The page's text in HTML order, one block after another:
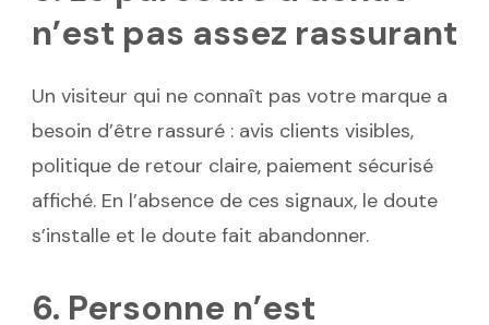
n’est pas assez rassurant
Un visiteur qui ne connaît pas votre marque a
besoin d’être rassuré : avis clients visibles,
politique de retour claire, paiement sécurisé
affiché. En l’absence de ces signaux, le doute
s’installe et le doute fait abandonner.
6. Personne n’est